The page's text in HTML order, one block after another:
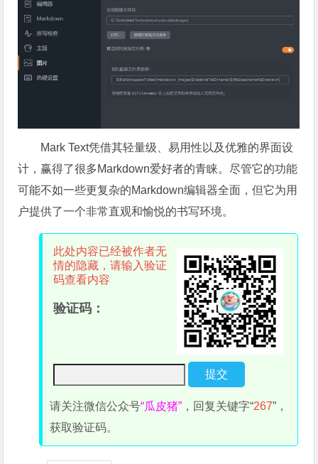
Mark Text凭借其轻量级、易用性以及优雅的界面设
计，赢得了很多Markdown爱好者的青睐。尽管它的功能
可能不如一些更复杂的Markdown编辑器全面，但它为用
户提供了一个非常直观和愉悦的书写环境。
此处内容已经被作者无
情的隐藏，请输入验证
码查看内容
验证码：
请关注微信公众号“瓜皮猪” ，回复关键字“267”，
获取验证码。